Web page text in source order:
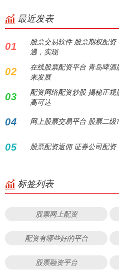
最近发表
01
股票交易软件 股票期权配
遇，实现
02
在线股票配资平台 青岛啤
来发展
03
配资网络配资炒股 揭秘正
高可达
04 网上股票交易平台 股票二
05 股票配资返佣 证券公司配
标签列表
股票网上配资
配资有哪些好的平台
股票融资平台